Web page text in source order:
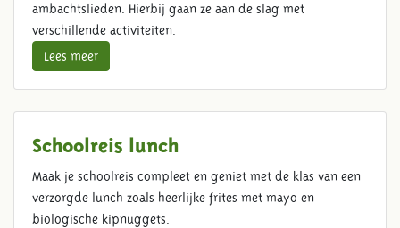
ambachtslieden. Hierbij gaan ze aan de slag met
verschillende activiteiten.
Lees meer
Schoolreis lunch
Maak je schoolreis compleet en geniet met de klas van een
verzorgde lunch zoals heerlijke frites met mayo en
biologische kipnuggets.